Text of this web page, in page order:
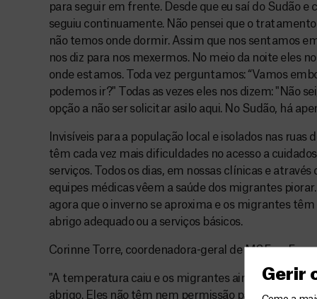
Gerir
para seguir em frente. Desde que eu saí do Sudão e
seguiu continuamente. Não pensei que o
não temos onde dormir. Assim que nos sentamos
nos diz para nos mexermos. No meio da noite eles
onde estamos. Toda vez perguntamos: “Vamos
podemos ir?" Todas as vezes eles nos dizem: "Não
opção a não ser solicitar asilo aqui. No Sudão, há
Invisíveis para a população local e isolados nas ruas
têm cada vez mais dificuldades no acesso a
serviços. Todos os dias, em nossas clínicas e através
equipes médicas vêem a saúde dos migrantes
agora que o inverno se aproxima e os migrantes
abrigo adequado ou a serviços básicos.
Corinne Torre, coordenadora-geral de MSF na
"A temperatura caiu e os migrantes ainda vivem
abrigo. Eles não têm nem permissão para se lavar